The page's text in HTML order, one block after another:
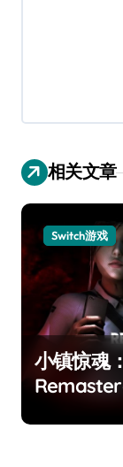
相关文章
Switch游戏
小镇惊魂